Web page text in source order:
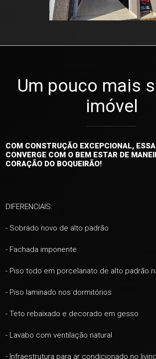
Um pouco mais
imóvel
COM CONSTRUÇÃO EXCEPCIONAL,
CONVERGE COM O BEM ESTAR DE
CORAÇÃO DO BOQUEIRÃO!
DIFERENCIAIS:
- Sobrado novo de alto padrão
- Fachada imponente
- Piso todo em porcelanato de alto padrão
- Piso laminado nos dormitórios
- Teto rebaixado e decorado em gesso
- Lavabo com ventilação natural
- Infraestrutura para ar condicionado no